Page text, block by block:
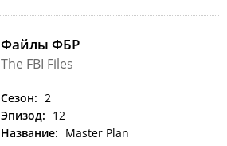
Файлы ФБР
The FBI Files
Сезон: 2
Эпизод: 12
Название: Master Plan